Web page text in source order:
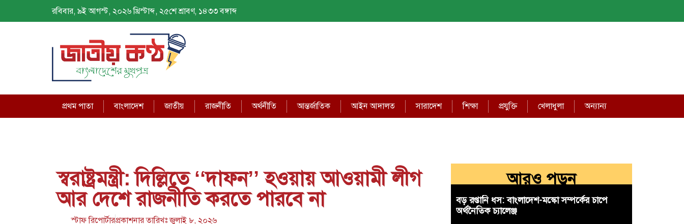
রবিবার, ৯ই আগস্ট, ২০২৬ খ্রিস্টাব্দ, ২৫শে শ্রাবণ, ১৪৩৩ বঙ্গাব্দ
প্রথম পাতা বাংলাদেশ জাতীয় রাজনীতি অর্থনীতি আন্তর্জাতিক আইন আদালত সারাদেশ শিক্ষা প্রযুক্তি খেলাধুলা অন্যান্য
স্বরাষ্ট্রমন্ত্রী: দিল্লিতে ‘‘দাফন’’ হওয়ায় আওয়ামী লীগ
আর দেশে রাজনীতি করতে পারবে না
স্টাফ রিপোর্টারপ্রকাশনার তারিখঃজুলাই ৮, ২০২৬
আরও পড়ুন
বড় রপ্তানি ধস: বাংলাদেশ-মস্কো সম্পর্কের চাপে
অর্থনৈতিক চ্যালেঞ্জ